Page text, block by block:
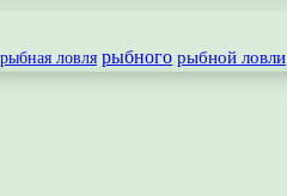
рыбная ловля рыбного рыбной ловли